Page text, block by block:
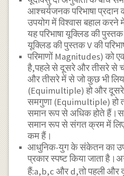
आश्चर्यजनक परिभाषा
उपयोग में विश्वास बहाल
यह परिभाषा यूक्लिड की
यूक्लिड की पुस्तक V की
परिमाणों Magnitudes) को
है,पहले से दूसरे और तीसरे से
और तीसरे में से जो कुछ भी
(Equimultiple) हो और
समगुणा (Equimultiple) हो
समान रूप से अधिक होते
समान रूप से संगत क्रम में
कम हैं।
आधुनिक-युग के संकेतन का
प्रकार स्पष्ट किया जाता
हैं:a,b,c और d,तो पहली और